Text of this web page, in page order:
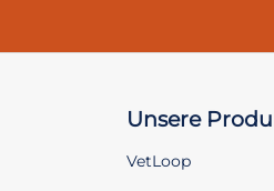
Unsere
VetLoop